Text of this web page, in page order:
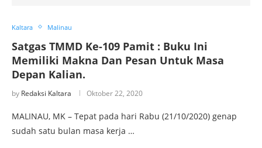
Kaltara Malinau
Satgas TMMD Ke-109 Pamit : Buku Ini
Memiliki Makna Dan Pesan Untuk Masa
Depan Kalian.
by Redaksi Kaltara Oktober 22, 2020
MALINAU, MK – Tepat pada hari Rabu (21/10/2020) genap
sudah satu bulan masa kerja …